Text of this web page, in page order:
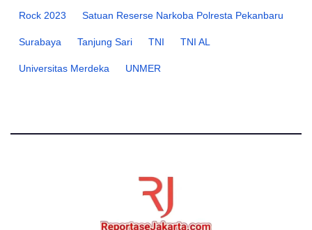
Rock 2023 Satuan Reserse Narkoba Polresta Pekanbaru
Surabaya Tanjung Sari TNI TNI AL
Universitas Merdeka UNMER